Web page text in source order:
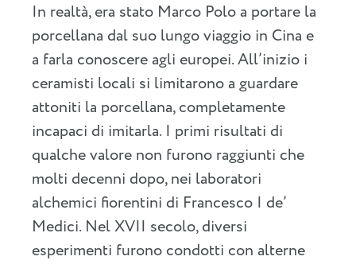
In realtà, era stato Marco Polo a portare la
porcellana dal suo lungo viaggio in Cina e
a farla conoscere agli europei. All’inizio i
ceramisti locali si limitarono a guardare
attoniti la porcellana, completamente
incapaci di imitarla. I primi risultati di
qualche valore non furono raggiunti che
molti decenni dopo, nei laboratori
alchemici fiorentini di Francesco I de’
Medici. Nel XVII secolo, diversi
esperimenti furono condotti con alterne